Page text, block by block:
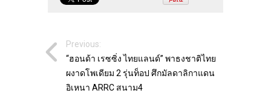
Previous:
“ฮอนด้า เรซซิ่ง ไทยแลนด์” พาธงชาติไทย
ผงาดโพเดียม 2 รุ่นท็อป ศึกมัลดาลิกาแดน
อิเหนา ARRC สนาม4